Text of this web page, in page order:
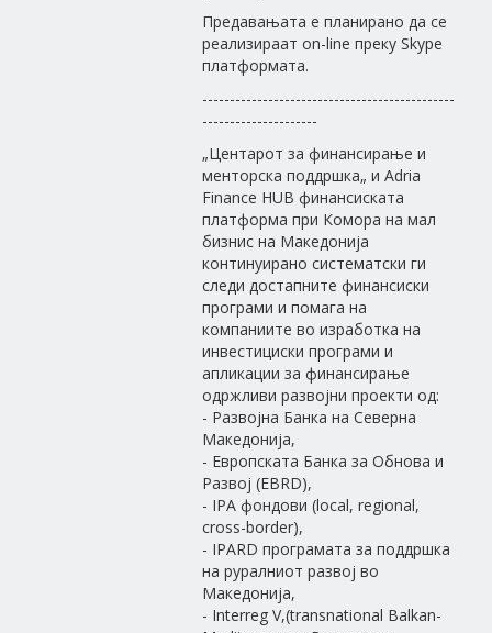
Предавањата е планирано да се
реализираат on-line преку Skype
платформата.
----------------------------------------------
---------------------
„Центарот за финансирање и
менторска поддршка„ и Adria
Finance HUB финансиската
платформа при Комора на мал
бизнис на Македонија
континуирано систематски ги
следи достапните финансиски
програми и помага на
компаниите во изработка на
инвестициски програми и
апликации за финансирање
одржливи развојни проекти од:
- Развојна Банка на Северна
Македонија,
- Европската Банка за Обнова и
Развој (EBRD),
- IPA фондови (local, regional,
cross-border),
- IPARD програмата за поддршка
на руралниот развој во
Македонија,
- Interreg V,(transnational Balkan-